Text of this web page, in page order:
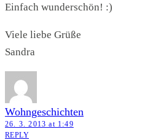
Einfach wunderschön! :)
Viele liebe Grüße
Sandra
Wohngeschichten
26. 3. 2013 at 1:49
REPLY